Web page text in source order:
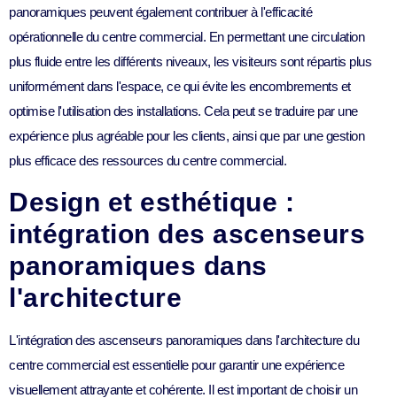
panoramiques peuvent également contribuer à l'efficacité
opérationnelle du centre commercial. En permettant une circulation
plus fluide entre les différents niveaux, les visiteurs sont répartis plus
uniformément dans l'espace, ce qui évite les encombrements et
optimise l'utilisation des installations. Cela peut se traduire par une
expérience plus agréable pour les clients, ainsi que par une gestion
plus efficace des ressources du centre commercial.
Design et esthétique :
intégration des ascenseurs
panoramiques dans
l'architecture
L'intégration des ascenseurs panoramiques dans l'architecture du
centre commercial est essentielle pour garantir une expérience
visuellement attrayante et cohérente. Il est important de choisir un